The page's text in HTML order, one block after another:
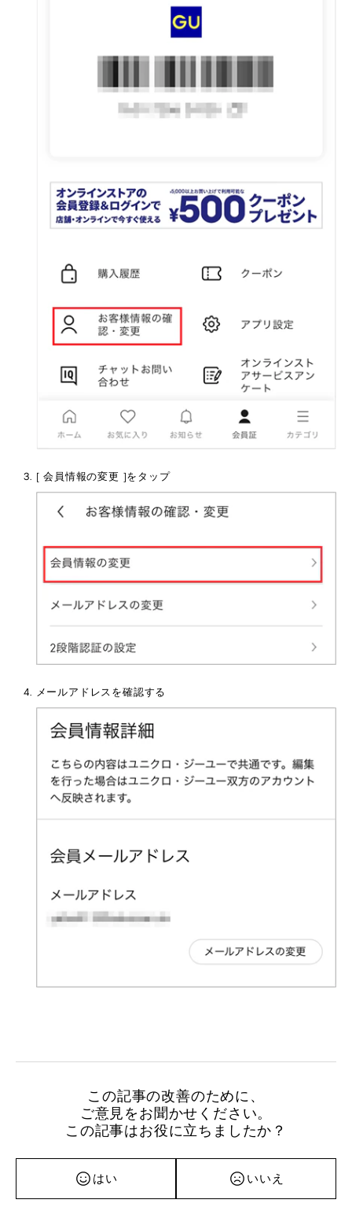
[ 会員情報の変更 ]をタップ
メールアドレスを確認する
この記事の改善のために、
ご意見をお聞かせください。
この記事はお役に立ちましたか？
はい いいえ